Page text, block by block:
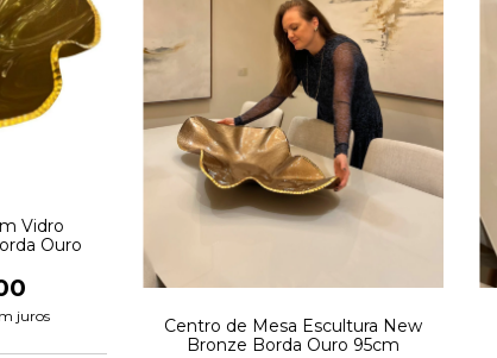
Vidro
Ouro
juros
Centro de Mesa Escultura New
Bronze Borda Ouro 95cm